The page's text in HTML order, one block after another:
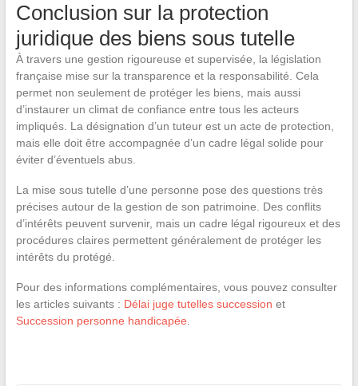
Conclusion sur la protection
juridique des biens sous tutelle
À travers une gestion rigoureuse et supervisée, la législation
française mise sur la transparence et la responsabilité. Cela
permet non seulement de protéger les biens, mais aussi
d’instaurer un climat de confiance entre tous les acteurs
impliqués. La désignation d’un tuteur est un acte de protection,
mais elle doit être accompagnée d’un cadre légal solide pour
éviter d’éventuels abus.
La mise sous tutelle d’une personne pose des questions très
précises autour de la gestion de son patrimoine. Des conflits
d’intérêts peuvent survenir, mais un cadre légal rigoureux et des
procédures claires permettent généralement de protéger les
intérêts du protégé.
Pour des informations complémentaires, vous pouvez consulter
les articles suivants : Délai juge tutelles succession et
Succession personne handicapée.